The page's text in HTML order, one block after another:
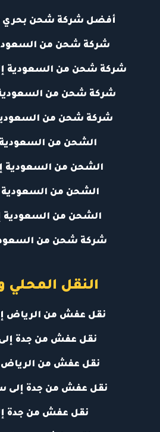
أفضل شركة شحن بحري
شركة شحن من
شركة شحن من السعودية
شركة شحن من السعودية
شركة شحن من
الشحن من السعودية
الشحن من السعودية
الشحن من السعودية
الشحن من السعودية
شركة شحن من
النقل المحلي
نقل عفش من الرياض
نقل عفش من جدة إلى
نقل عفش من الرياض
نقل عفش من جدة إلى
نقل عفش من جدة